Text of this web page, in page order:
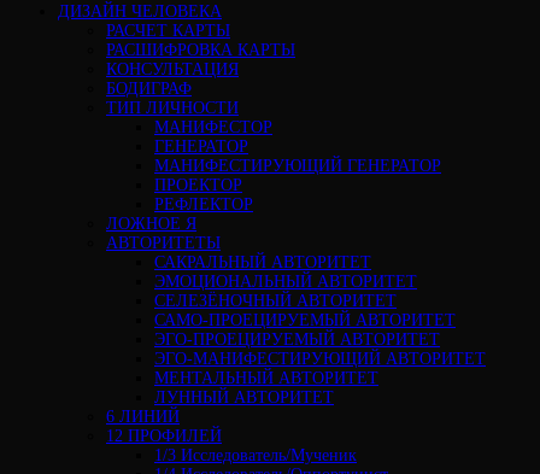
ДИЗАЙН ЧЕЛОВЕКА
РАСЧЕТ КАРТЫ
РАСШИФРОВКА КАРТЫ
КОНСУЛЬТАЦИЯ
БОДИГРАФ
ТИП ЛИЧНОСТИ
МАНИФЕСТОР
ГЕНЕРАТОР
МАНИФЕСТИРУЮЩИЙ ГЕНЕРАТОР
ПРОЕКТОР
РЕФЛЕКТОР
ЛОЖНОЕ Я
АВТОРИТЕТЫ
САКРАЛЬНЫЙ АВТОРИТЕТ
ЭМОЦИОНАЛЬНЫЙ АВТОРИТЕТ
СЕЛЕЗЁНОЧНЫЙ АВТОРИТЕТ
САМО-ПРОЕЦИРУЕМЫЙ АВТОРИТЕТ
ЭГО-ПРОЕЦИРУЕМЫЙ АВТОРИТЕТ
ЭГО-МАНИФЕСТИРУЮЩИЙ АВТОРИТЕТ
МЕНТАЛЬНЫЙ АВТОРИТЕТ
ЛУННЫЙ АВТОРИТЕТ
6 ЛИНИЙ
12 ПРОФИЛЕЙ
1/3 Исследователь/Мученик